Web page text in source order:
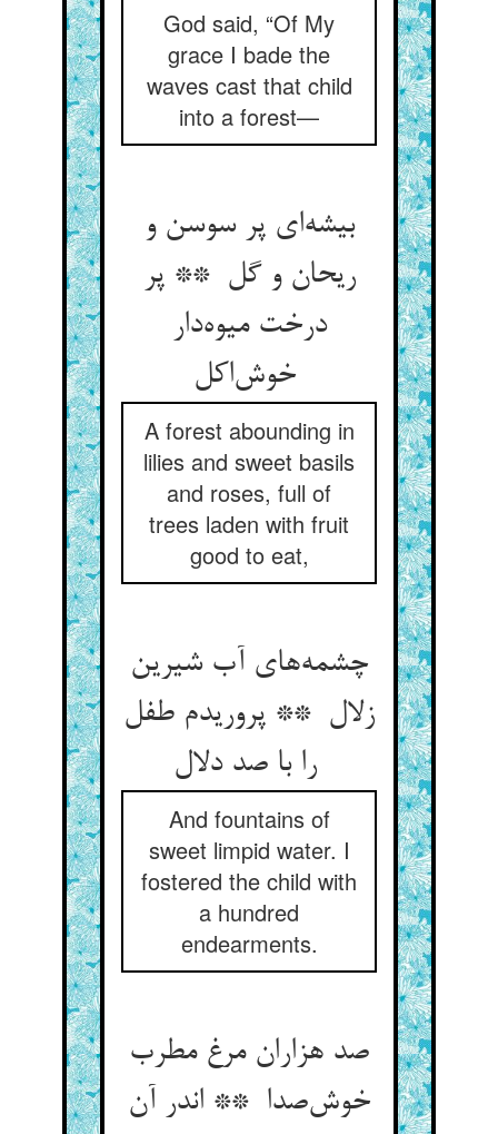
God said, “Of My
grace I bade the
waves cast that child
into a forest—
بیشه‌ای پر سوسن و
ریحان و گل ** پر
درخت میوه‌دار
A forest abounding in
lilies and sweet basils
and roses, full of
trees laden with fruit
good to eat,
چشمه‌های آب شیرین
زلال ** پروریدم طفل
را با صد دلال
And fountains of
sweet limpid water. I
fostered the child with
a hundred
endearments.
صد هزاران مرغ مطرب
خوش‌صدا ** اندر آن